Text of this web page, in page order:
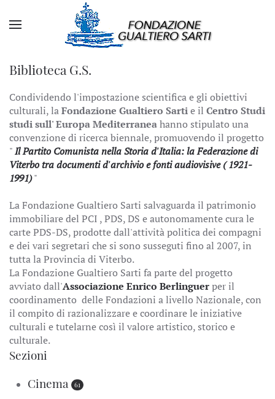
Biblioteca G.S.
Condividendo l'impostazione scientifica e gli obiettivi
culturali, laFondazione Gualtiero Sartie il Centro Studi
studi sull' Europa Mediterraneahanno stipulato una
convenzione di ricerca biennale, promuovendo il progetto
"Il Partito Comunista nella Storia d'Italia: la Federazione di
Viterbo tra documenti d'archivio e fonti audiovisive ( 1921-
1991)"
La Fondazione Gualtiero Sarti salvaguarda il patrimonio
immobiliare del PCI , PDS, DS e autonomamente cura le
carte PDS-DS, prodotte dall'attività politica dei compagni
e dei vari segretari che si sono susseguti fino al 2007, in
tutta la Provincia di Viterbo.
La Fondazione Gualtiero Sarti fa parte del progetto
avviato dall'Associazione Enrico Berlinguerper il
coordinamento delle Fondazioni a livello Nazionale, con
il compito di razionalizzare e coordinare le iniziative
culturali e tutelarne così il valore artistico, storico e
culturale.
Sezioni
Cinema
61